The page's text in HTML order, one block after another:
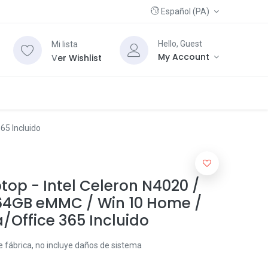
Español (PA)
Mi lista
Ver Wishlist
Hello, Guest
My Account
Incluido
- Intel Celeron N4020 /
eMMC / Win 10 Home /
Office 365 Incluido
fábrica, no incluye daños de sistema